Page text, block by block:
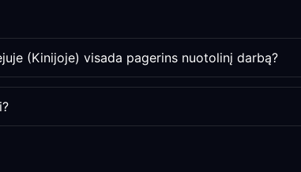
(Kinijoje) visada pagerins nuotolinį darbą?